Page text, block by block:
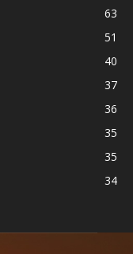
63
51
40
37
36
35
35
34